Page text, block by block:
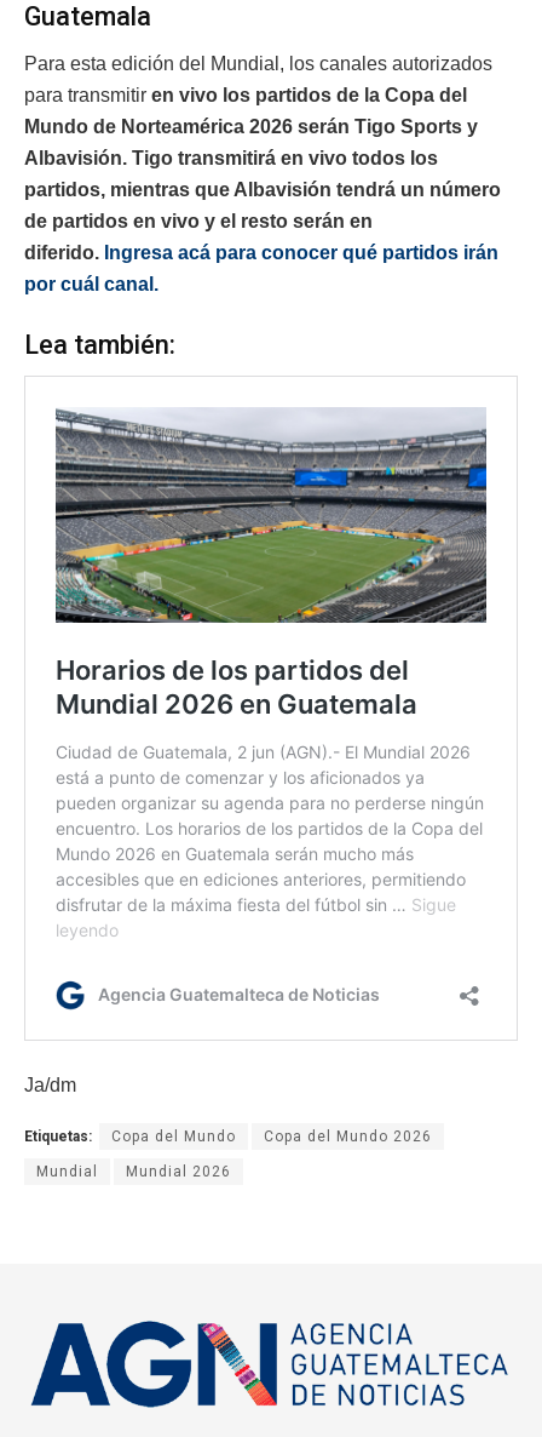
Guatemala
Para esta edición del Mundial, los canales autorizados
para transmitir en vivo los partidos de la Copa del
Mundo de Norteamérica 2026 serán Tigo Sports y
Albavisión. Tigo transmitirá en vivo todos los
partidos, mientras que Albavisión tendrá un número
de partidos en vivo y el resto serán en
diferido. Ingresa acá para conocer qué partidos irán
por cuál canal.
Lea también:
Ja/dm
Etiquetas: Copa del Mundo Copa del Mundo 2026
Mundial Mundial 2026